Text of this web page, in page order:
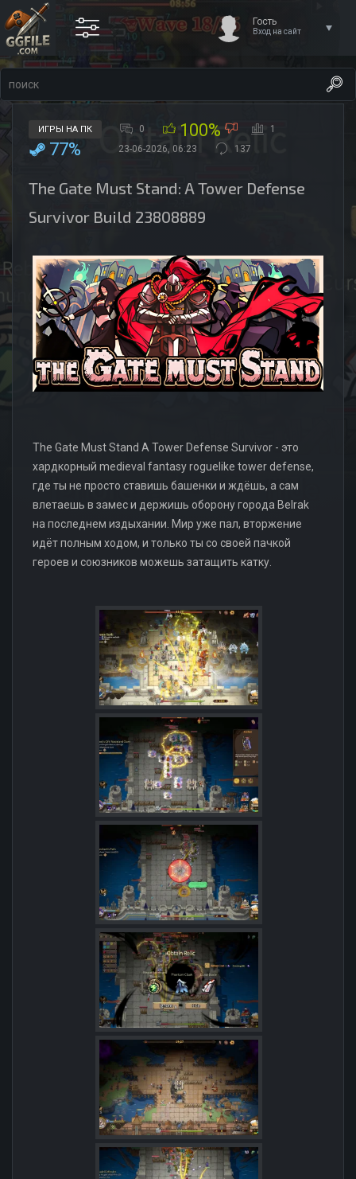
Гость
Вход на сайт
ИГРЫ НА ПК 0 100% 1
77% 23-06-2026, 06:23 137
The Gate Must Stand: A Tower Defense
Survivor Build 23808889
The Gate Must Stand A Tower Defense Survivor - это
хардкорный medieval fantasy roguelike tower defense,
где ты не просто ставишь башенки и ждёшь, а сам
влетаешь в замес и держишь оборону города Belrak
на последнем издыхании. Мир уже пал, вторжение
идёт полным ходом, и только ты со своей пачкой
героев и союзников можешь затащить катку.